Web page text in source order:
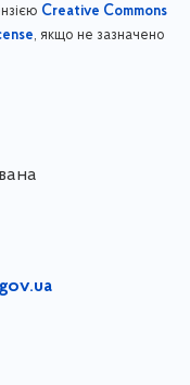
Creative Commons
, якщо не зазначено